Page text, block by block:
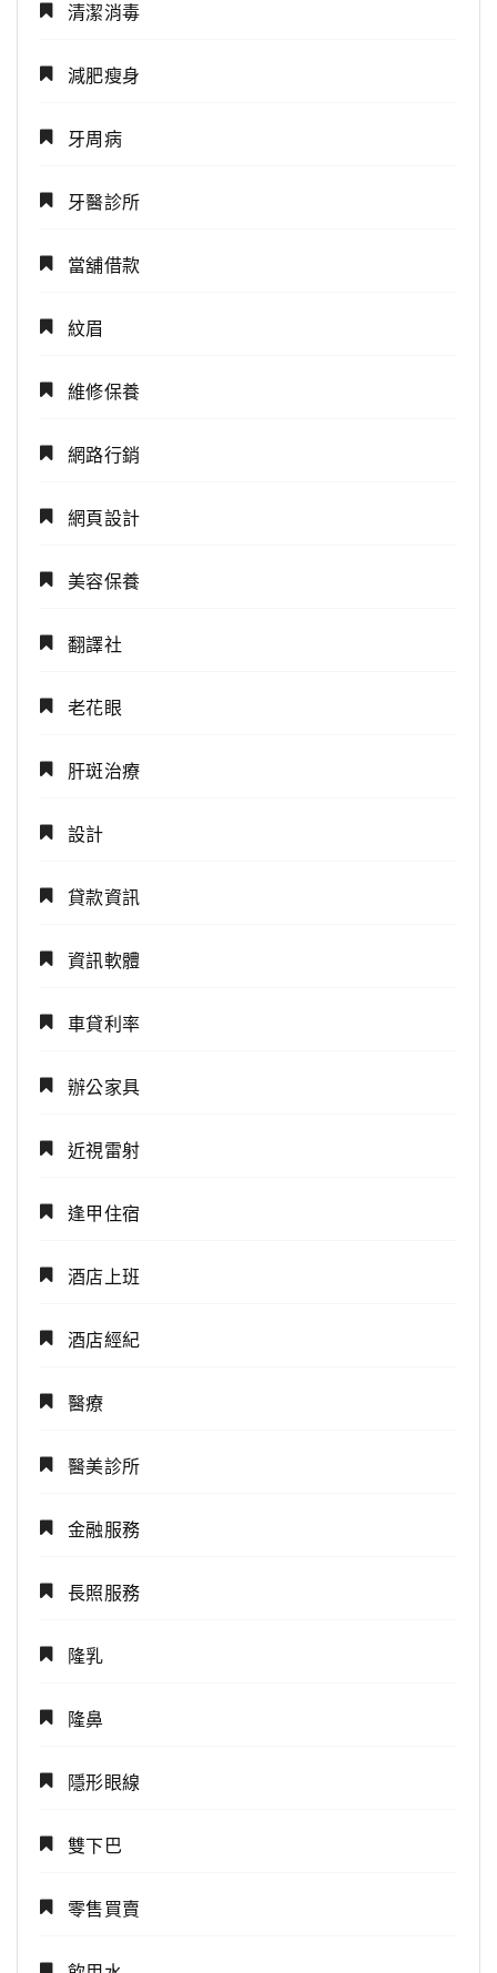
清潔消毒
減肥瘦身
牙周病
牙醫診所
當舖借款
紋眉
維修保養
網路行銷
網頁設計
美容保養
翻譯社
老花眼
肝斑治療
設計
貸款資訊
資訊軟體
車貸利率
辦公家具
近視雷射
逢甲住宿
酒店上班
酒店經紀
醫療
醫美診所
金融服務
長照服務
隆乳
隆鼻
隱形眼線
雙下巴
零售買賣